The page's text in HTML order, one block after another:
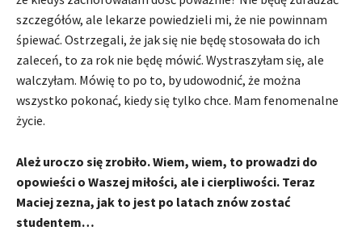
szczegółów, ale lekarze powiedzieli mi, że nie powinnam
śpiewać. Ostrzegali, że jak się nie będę stosowała do ich
zaleceń, to za rok nie będę mówić. Wystraszyłam się, ale
walczyłam. Mówię to po to, by udowodnić, że można
wszystko pokonać, kiedy się tylko chce. Mam fenomenalne
życie.
Ależ uroczo się zrobiło. Wiem, wiem, to prowadzi do
opowieści o Waszej miłości, ale i cierpliwości. Teraz
Maciej zezna, jak to jest po latach znów zostać
studentem…